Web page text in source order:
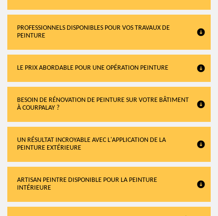
PROFESSIONNELS DISPONIBLES POUR VOS TRAVAUX DE
PEINTURE
LE PRIX ABORDABLE POUR UNE OPÉRATION PEINTURE
BESOIN DE RÉNOVATION DE PEINTURE SUR VOTRE BÂTIMENT
À COURPALAY ?
UN RÉSULTAT INCROYABLE AVEC L'APPLICATION DE LA
PEINTURE EXTÉRIEURE
ARTISAN PEINTRE DISPONIBLE POUR LA PEINTURE
INTÉRIEURE